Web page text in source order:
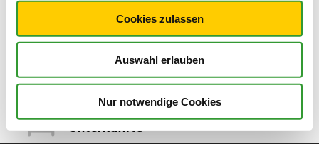
Cookies zulassen
Auswahl erlauben
Nur notwendige Cookies
Sommer Aktiv
Winter Aktiv
Unterkünfte